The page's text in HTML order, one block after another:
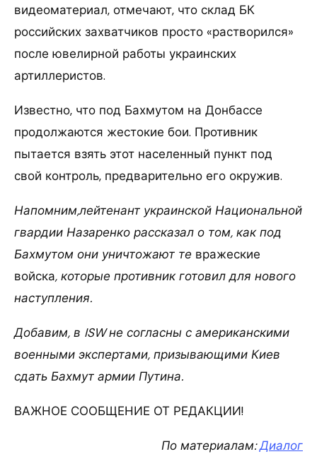
видеоматериал, отмечают, что склад БК
российских захватчиков просто «растворился»
после ювелирной работы украинских
артиллеристов.
Известно, что под Бахмутом на Донбассе
продолжаются жестокие бои. Противник
пытается взять этот населенный пункт под
свой контроль, предварительно его окружив.
Напомним,лейтенант украинской Национальной
гвардии Назаренко рассказал о том, как под
Бахмутом они уничтожают те вражеские
войска, которые противник готовил для нового
наступления.
Добавим, в ISW не согласны с американскими
военными экспертами, призывающими Киев
сдать Бахмут армии Путина.
ВАЖНОЕ СООБЩЕНИЕ ОТ РЕДАКЦИИ!
По материалам:Диалог